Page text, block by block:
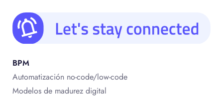
BPM
Automatización no-code/low-code
Modelos de madurez digital